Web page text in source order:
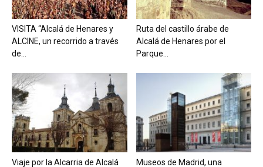
VISITA “Alcalá de Henares y
ALCINE, un recorrido a través
de...
Ruta del castillo árabe de
Alcalá de Henares por el
Parque...
Viaje por la Alcarria de Alcalá
Museos de Madrid, una